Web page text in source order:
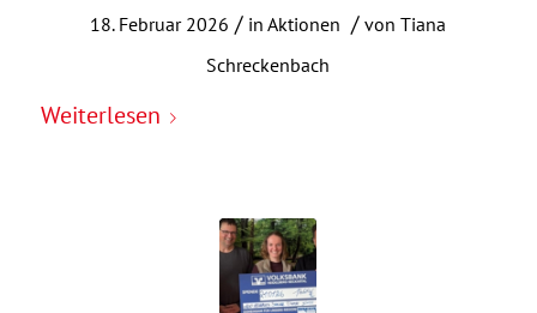
18. Februar 2026 / inAktionen / vonTiana
Schreckenbach
Weiterlesen